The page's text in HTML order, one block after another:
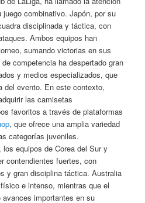
combinativo. Japón, por su
disciplinada y táctica, con
Ambos equipos han
sumando victorias en sus
competencia ha despertado gran
y medios especializados, que
del evento. En este contexto,
las camisetas
favoritos a través de plataformas
, que ofrece una amplia variedad
categorías juveniles.
equipos de Corea del Sur y
contendientes fuertes, con
y gran disciplina táctica. Australia
e intenso, mientras que el
importantes en su